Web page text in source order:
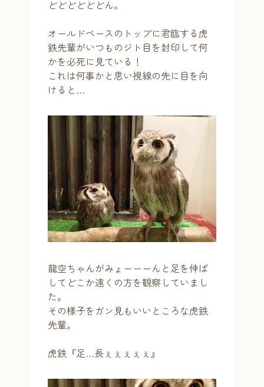
どどどどどどん。
オールドベースのトップに君臨する虎
鉄先輩がいつものジト目を封印して何
かを必死に見ている！
これは何事かと思い視線の先に目を向
けると…
龍空ちゃんがみょーーーんと足を伸ば
してどこか遠くの方を観察していまし
た。
その様子をガン見もいいところな虎鉄
先輩。
虎鉄『足…長ぇぇぇぇぇ』